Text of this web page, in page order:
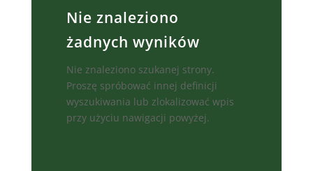
Nie znaleziono
żadnych wyników
Nie znaleziono szukanej strony.
Proszę spróbować innej definicji
wyszukiwania lub zlokalizować wpis
przy użyciu nawigacji powyżej.